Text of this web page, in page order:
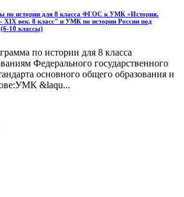
по истории для 8 класса ФГОС к УМК «История.
век. 8 класс" и УМК по истории России под
10 классы)
по истории для 8 класса
Федерального государственного
основного общего образования и
&laqu...